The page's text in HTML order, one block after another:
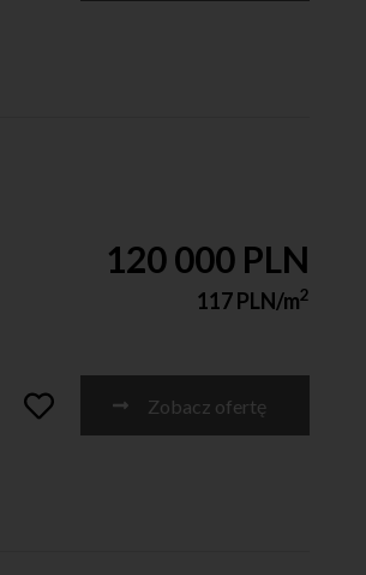
120 000 PLN
117 PLN/m2
Zobacz ofertę